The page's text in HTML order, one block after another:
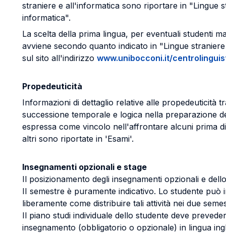
straniere e all'informatica sono riportare in "Lingue
informatica".
La scelta della prima lingua, per eventuali studenti
avviene secondo quanto indicato in "Lingue
sul sito all'indirizzo www.unibocconi.it/
Propedeuticità
Informazioni di dettaglio relative alle propedeuticità
successione temporale e logica nella preparazione
espressa come vincolo nell'affrontare alcuni prima
altri sono riportate in 'Esami'.
Insegnamenti opzionali e stage
Il posizionamento degli insegnamenti opzionali e
II semestre è puramente indicativo. Lo studente può
liberamente come distribuire tali attività nei due
Il piano studi individuale dello studente deve
insegnamento (obbligatorio o opzionale) in lingua